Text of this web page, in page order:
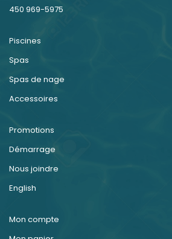
450 969-5975
Piscines
Spas
Spas de nage
Accessoires
Promotions
Démarrage
Nous joindre
English
Mon compte